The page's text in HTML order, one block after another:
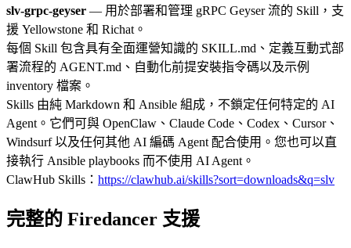
slv-grpc-geyser — 用於部署和管理 gRPC Geyser 流的 Skill，支
援 Yellowstone 和 Richat。
每個 Skill 包含具有全面運營知識的 SKILL.md、定義互動式部
署流程的 AGENT.md、自動化前提安裝指令碼以及示例
inventory 檔案。
Skills 由純 Markdown 和 Ansible 組成，不鎖定任何特定的 AI
Agent。它們可與 OpenClaw、Claude Code、Codex、Cursor、
Windsurf 以及任何其他 AI 編碼 Agent 配合使用。您也可以直
接執行 Ansible playbooks 而不使用 AI Agent。
ClawHub Skills： https://clawhub.ai/skills?sort=downloads&q=slv
完整的 Firedancer 支援